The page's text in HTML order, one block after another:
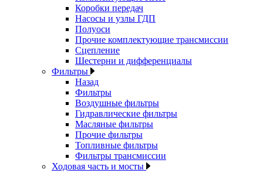
Коробки передач
Насосы и узлы ГДП
Полуоси
Прочие комплектующие трансмиссии
Сцепление
Шестерни и дифференциалы
Фильтры
Назад
Фильтры
Воздушные фильтры
Гидравлические фильтры
Масляные фильтры
Прочие фильтры
Топливные фильтры
Фильтры трансмиссии
Ходовая часть и мосты